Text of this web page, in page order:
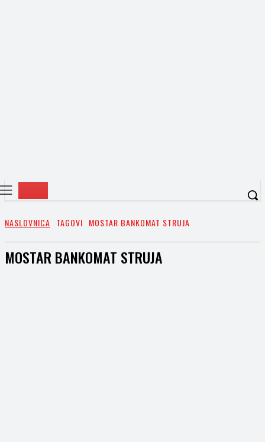
NASLOVNICA TAGOVI MOSTAR BANKOMAT STRUJA
MOSTAR BANKOMAT STRUJA